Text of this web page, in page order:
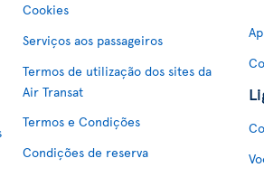
Cookies
Serviços aos passageiros
Termos de utilização dos sites da
Air Transat
Termos e Condições
Condições de reserva